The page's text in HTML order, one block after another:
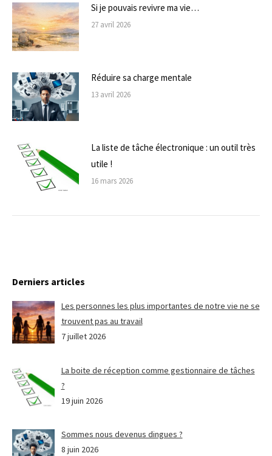
Si je pouvais revivre ma vie…
27 avril 2026
Réduire sa charge mentale
13 avril 2026
La liste de tâche électronique : un outil très
utile !
16 mars 2026
Derniers articles
Les personnes les plus importantes de notre vie ne se
trouvent pas au travail
7 juillet 2026
La boite de réception comme gestionnaire de tâches
?
19 juin 2026
Sommes nous devenus dingues ?
8 juin 2026